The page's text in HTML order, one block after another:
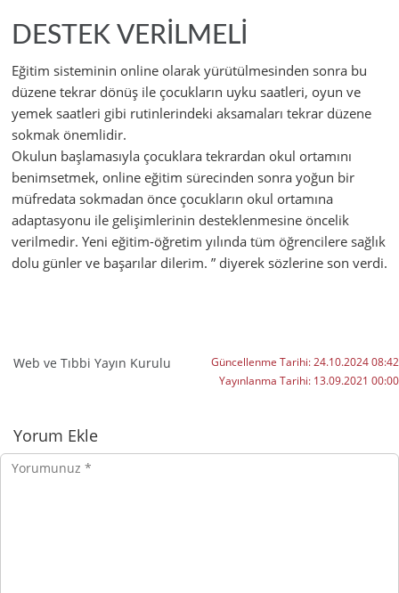
DESTEK VERİLMELİ
Eğitim sisteminin online olarak yürütülmesinden sonra bu
düzene tekrar dönüş ile çocukların uyku saatleri, oyun ve
yemek saatleri gibi rutinlerindeki aksamaları tekrar düzene
sokmak önemlidir.
Okulun başlamasıyla çocuklara tekrardan okul ortamını
benimsetmek, online eğitim sürecinden sonra yoğun bir
müfredata sokmadan önce çocukların okul ortamına
adaptasyonu ile gelişimlerinin desteklenmesine öncelik
verilmedir. Yeni eğitim-öğretim yılında tüm öğrencilere sağlık
dolu günler ve başarılar dilerim. ” diyerek sözlerine son verdi.
Web ve Tıbbi Yayın Kurulu Güncellenme Tarihi:24.10.2024 08:42
Yayınlanma Tarihi: 13.09.2021 00:00
Yorumlar
Yorum Ekle
Yorumunuz